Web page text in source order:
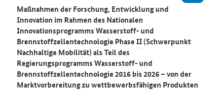
Maßnahmen der Forschung, Entwicklung und
Innovation im Rahmen des Nationalen
Innovationsprogramms Wasserstoff- und
Brennstoffzellentechnologie PhaseII(Schwerpunkt
Nachhaltige Mobilität) als Teil des
Regierungsprogramms Wasserstoff- und
Brennstoffzellentechnologie 2016 bis 2026 – von der
Marktvorbereitung zu wettbewerbsfähigen Produkten